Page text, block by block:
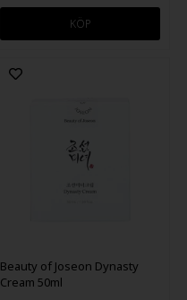
Beauty of Joseon Dynasty
Cream 50ml